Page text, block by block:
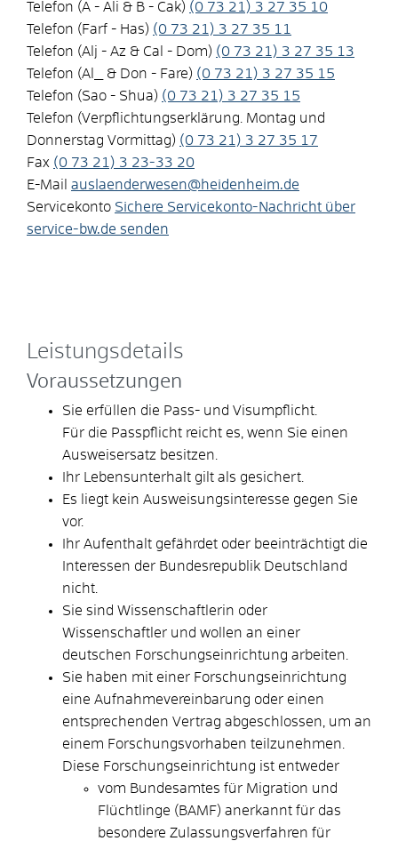
Telefon (A - Ali & B - Cak) (0 73 21) 3 27 35 10
Telefon (Farf - Has) (0 73 21) 3 27 35 11
Telefon (Alj - Az & Cal - Dom) (0 73 21) 3 27 35 13
Telefon (Al_ & Don - Fare) (0 73 21) 3 27 35 15
Telefon (Sao - Shua) (0 73 21) 3 27 35 15
Telefon (Verpflichtungserklärung. Montag und
Donnerstag Vormittag) (0 73 21) 3 27 35 17
Fax (0 73 21) 3 23-33 20
E-Mail auslaenderwesen@heidenheim.de
Servicekonto Sichere Servicekonto-Nachricht über
service-bw.de senden
Leistungsdetails
Voraussetzungen
Sie erfüllen die Pass- und Visumpflicht.
Für die Passpflicht reicht es, wenn Sie einen
Ausweisersatz besitzen.
Ihr Lebensunterhalt gilt als gesichert.
Es liegt kein Ausweisungsinteresse gegen Sie
vor.
Ihr Aufenthalt gefährdet oder beeinträchtigt die
Interessen der Bundesrepublik Deutschland
nicht.
Sie sind Wissenschaftlerin oder
Wissenschaftler und wollen an einer
deutschen Forschungseinrichtung arbeiten.
Sie haben mit einer Forschungseinrichtung
eine Aufnahmevereinbarung oder einen
entsprechenden Vertrag abgeschlossen, um an
einem Forschungsvorhaben teilzunehmen.
Diese Forschungseinrichtung ist entweder
vom Bundesamtes für Migration und
Flüchtlinge (BAMF) anerkannt für das
besondere Zulassungsverfahren für